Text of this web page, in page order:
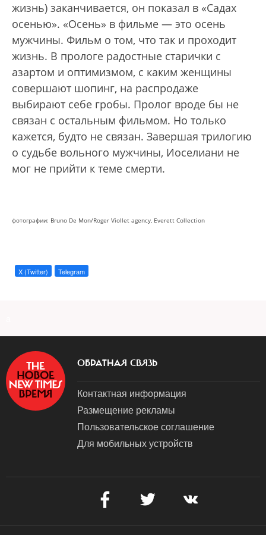
жизнь) заканчивается, он показал в «Садах
осенью». «Осень» в фильме — это осень
мужчины. Фильм о том, что так и проходит
жизнь. В прологе радостные старички с
азартом и оптимизмом, с каким женщины
совершают шопинг, на распродаже
выбирают себе гробы. Пролог вроде бы не
связан с остальным фильмом. Но только
кажется, будто не связан. Завершая трилогию
о судьбе вольного мужчины, Иоселиани не
мог не прийти к теме смерти.
фотографии: Bruno De Mon/Roger Viollet agency, Everett Collection
X (Twitter) Telegram
ОБРАТНАЯ СВЯЗЬ
Контактная информация
Размещение рекламы
Пользовательское соглашение
Для мобильных устройств